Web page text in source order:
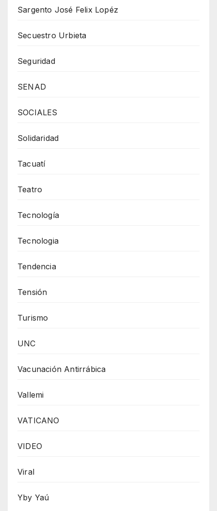
Sargento José Felix Lopéz
Secuestro Urbieta
Seguridad
SENAD
SOCIALES
Solidaridad
Tacuatí
Teatro
Tecnología
Tecnologia
Tendencia
Tensión
Turismo
UNC
Vacunación Antirrábica
Vallemi
VATICANO
VIDEO
Viral
Yby Yaú